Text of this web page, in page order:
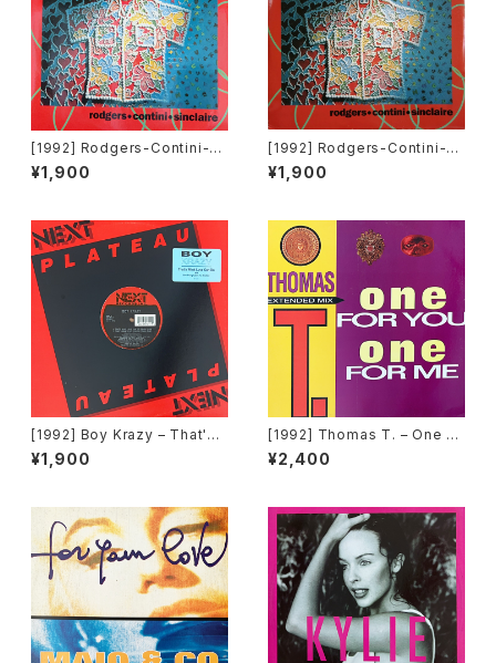
[1992] Rodgers-Contini-Si
nclaire – Black Jack Fever
[Double Rec.]
¥1,900
[1992] Rodgers-Contini-Si
nclaire – Black Jack Fever
[Double Rec.][在庫B]
¥1,900
[1992] Boy Krazy – That's
What Love Can Do [Next Pl
ateau Records Inc.]
¥1,900
[1992] Thomas T. – One Fo
r You One For Me [Time Re
cords][TRD 1250]
¥2,400